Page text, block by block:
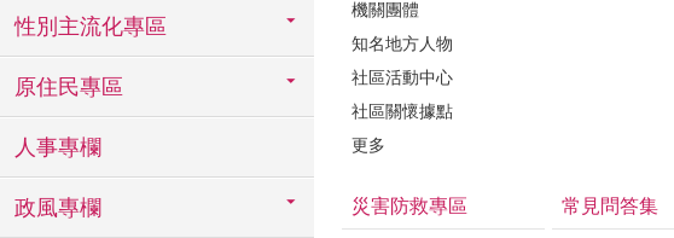
性別主流化專區
原住民專區
人事專欄
政風專欄
機關團體
知名地方人物
社區活動中心
社區關懷據點
更多
災害防救專區 常見問答集